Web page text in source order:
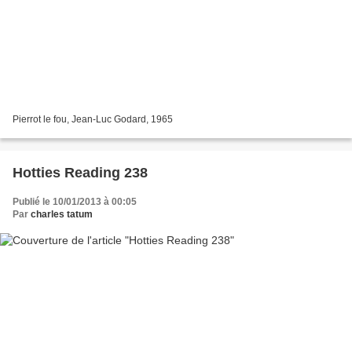
Pierrot le fou, Jean-Luc Godard, 1965
Hotties Reading 238
Publié le 10/01/2013 à 00:05
Par charles tatum